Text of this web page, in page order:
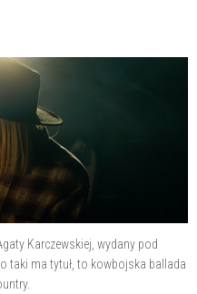
Karczewskiej, wydany pod
taki ma tytuł, to kowbojska ballada